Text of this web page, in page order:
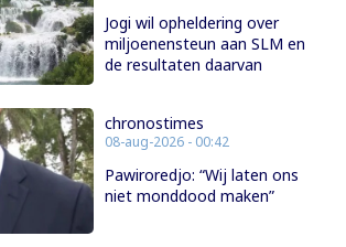
Jogi wil opheldering over
miljoenensteun aan SLM en
de resultaten daarvan
chronostimes
08-aug-2026 - 00:42
Pawiroredjo: “Wij laten ons
niet monddood maken”